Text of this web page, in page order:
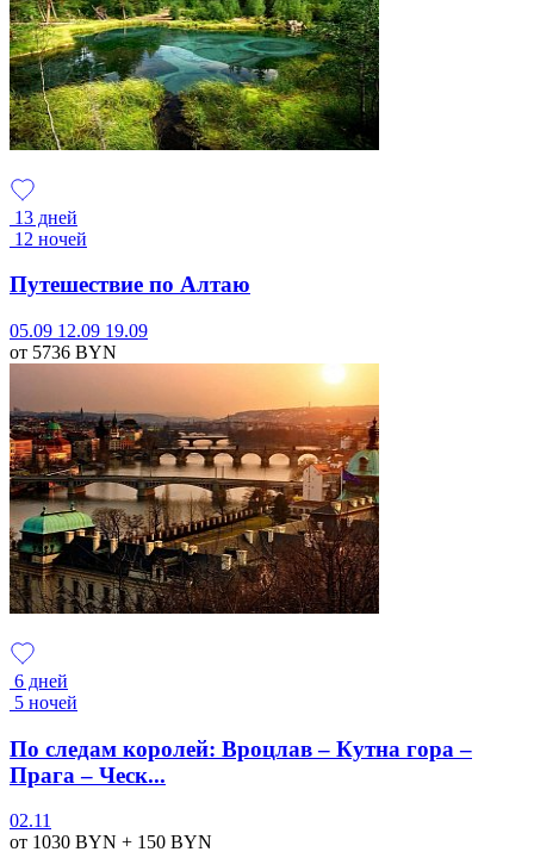
13 дней
12 ночей
Путешествие по Алтаю
05.09 12.09 19.09
от 5736 BYN
6 дней
5 ночей
По следам королей: Вроцлав – Кутна гора –
Прага – Ческ...
02.11
от 1030 BYN + 150 BYN